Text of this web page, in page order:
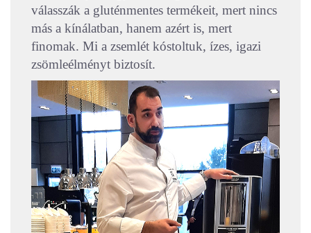
válasszák a gluténmentes termékeit, mert nincs
más a kínálatban, hanem azért is, mert
finomak. Mi a zsemlét kóstoltuk, ízes, igazi
zsömleélményt biztosít.